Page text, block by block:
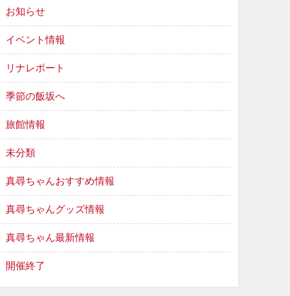
お知らせ
イベント情報
リナレポート
季節の飯坂へ
旅館情報
未分類
真尋ちゃんおすすめ情報
真尋ちゃんグッズ情報
真尋ちゃん最新情報
開催終了